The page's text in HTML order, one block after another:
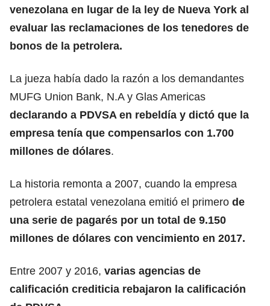
venezolana en lugar de la ley de Nueva York al
evaluar las reclamaciones de los tenedores de
bonos de la petrolera.
La jueza había dado la razón a los demandantes
MUFG Union Bank, N.A y Glas Americas
declarando a PDVSA en rebeldía y dictó que la
empresa tenía que compensarlos con 1.700
millones de dólares.
La historia remonta a 2007, cuando la empresa
petrolera estatal venezolana emitió el primero de
una serie de pagarés por un total de 9.150
millones de dólares con vencimiento en 2017.
Entre 2007 y 2016, varias agencias de
calificación crediticia rebajaron la calificación